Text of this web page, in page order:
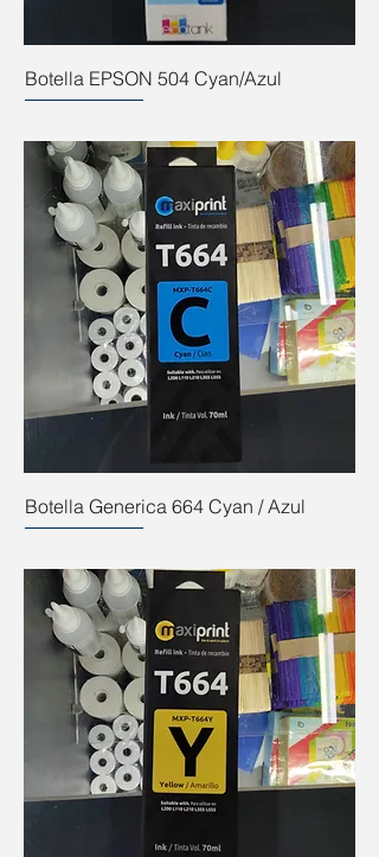
Botella EPSON 504 Cyan/Azul
Botella Generica 664 Cyan / Azul